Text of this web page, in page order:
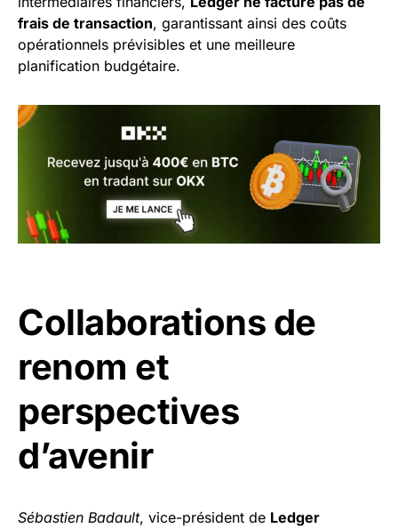
frais de transaction, garantissant ainsi des coûts
opérationnels prévisibles et une meilleure
planification budgétaire.
Collaborations de
renom et
perspectives
d’avenir
Sébastien Badault, vice-président de Ledger